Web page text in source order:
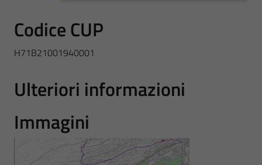
Codice CUP
H71B21001940001
Ulteriori informazioni
Immagini